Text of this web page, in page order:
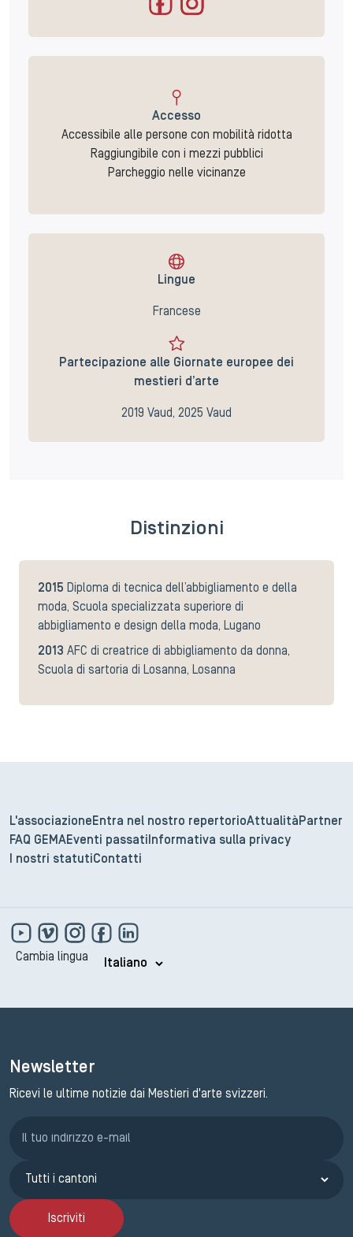
Accesso
Accessibile alle persone con mobilità ridotta
Raggiungibile con i mezzi pubblici
Parcheggio nelle vicinanze
Lingue
Francese
Partecipazione alle Giornate europee dei
mestieri d’arte
2019 Vaud, 2025 Vaud
Distinzioni
2015 Diploma di tecnica dell’abbigliamento e della
moda, Scuola specializzata superiore di
abbigliamento e design della moda, Lugano
2013 AFC di creatrice di abbigliamento da donna,
Scuola di sartoria di Losanna, Losanna
L'associazione Entra nel nostro repertorioAttualità Partner
FAQ GEMAEventi passati Informativa sulla privacy
I nostri statutiContatti
Cambia lingua
Newsletter
Ricevi le ultime notizie dai Mestieri d'arte svizzeri.
Iscriviti